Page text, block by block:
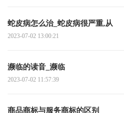
蛇皮病怎么治_蛇皮病很严重,从
2023-07-02 13:00:21
濒临的读音_濒临
2023-07-02 11:57:39
商品商标与服务商标的区别